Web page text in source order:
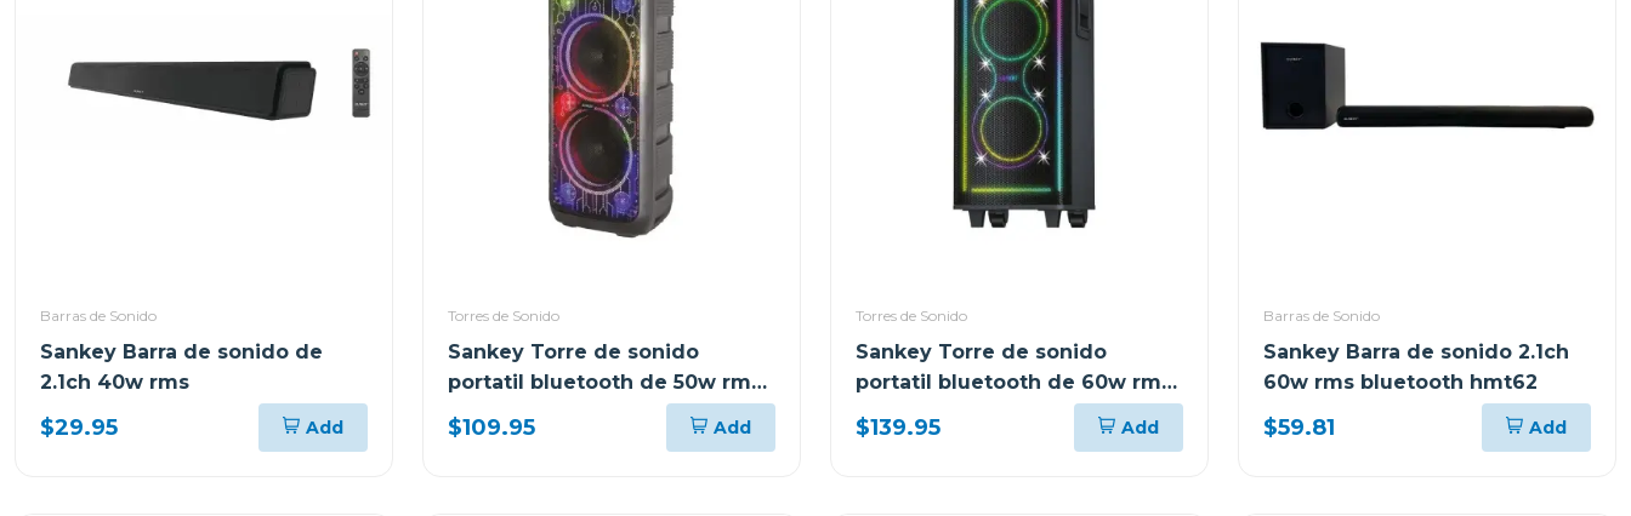
Barras de Sonido
Sankey Barra de sonido de
2.1ch 40w rms
$29.95 Add
Torres de Sonido
Sankey Torre de sonido
portatil bluetooth de 50w rms
10dcc54t
$109.95 Add
Torres de Sonido
Sankey Torre de sonido
portatil bluetooth de 60w rms
pa8dcn
$139.95 Add
Barras de Sonido
Sankey Barra de sonido 2.1ch
60w rms bluetooth hmt62
$59.81 Add